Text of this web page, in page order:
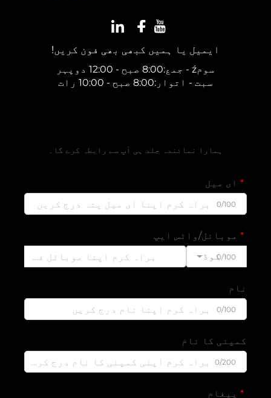
ایمیل یا ہمیں کبھی بھی فون کریں!
سبت - اتوار:8:00 صبح - 10:00 رات
ہمارا نمائندہ جلد ہی آپ سے رابطہ کرے گا۔
ای میل
موبائل/واٹس ایپ
کوڈ
کمپنی کا نام
پیغام